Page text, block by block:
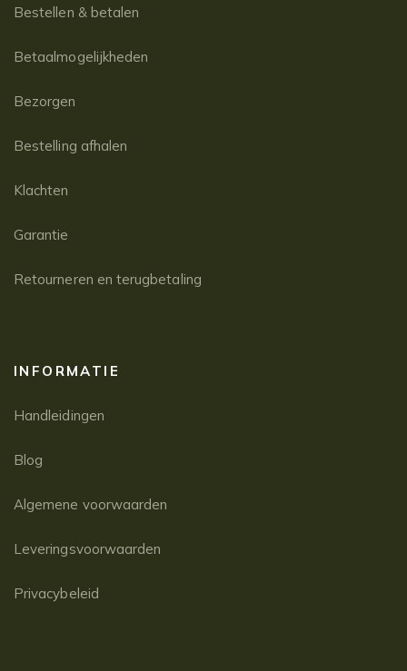
Bestellen & betalen
Betaalmogelijkheden
Bezorgen
Bestelling afhalen
Klachten
Garantie
Retourneren en terugbetaling
INFORMATIE
Handleidingen
Blog
Algemene voorwaarden
Leveringsvoorwaarden
Privacybeleid